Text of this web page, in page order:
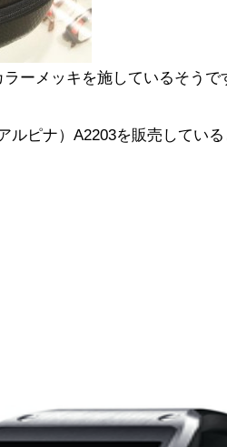
ーメッキを施しているそう
ルピナ）A2203を販売してい